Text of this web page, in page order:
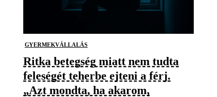
GYERMEKVÁLLALÁS
Ritka betegség miatt nem tudta
feleségét teherbe ejteni a férj.
„Azt mondta, ha akarom,